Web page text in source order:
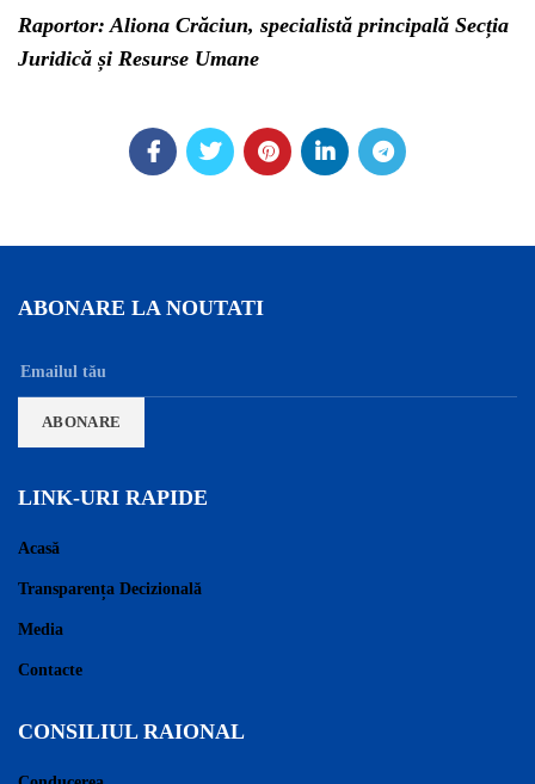
Raportor: Aliona Crăciun, specialistă principală Secția
Juridică și Resurse Umane
ABONARE LA NOUTATI
LINK-URI RAPIDE
Acasă
Transparența Decizională
Media
Contacte
CONSILIUL RAIONAL